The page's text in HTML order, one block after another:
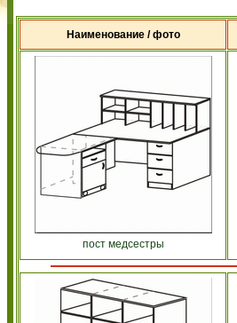
Наименование / фото
пост медсестры